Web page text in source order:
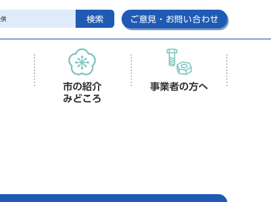
検索 ご意見・お問い合わせ
市の紹介
みどころ
事業者の方へ